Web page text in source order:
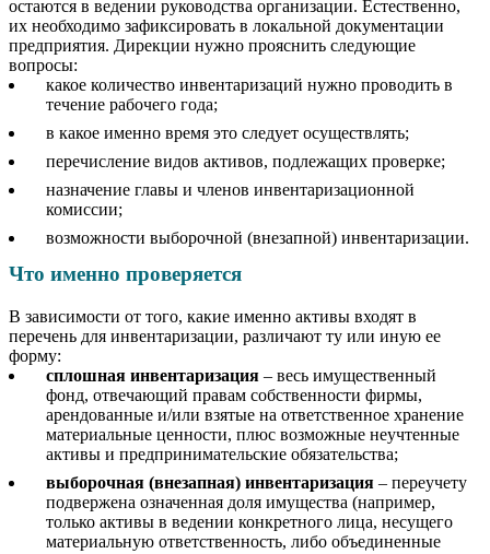
остаются в ведении руководства организации. Естественно,
их необходимо зафиксировать в локальной документации
предприятия. Дирекции нужно прояснить следующие
вопросы:
какое количество инвентаризаций нужно проводить в
течение рабочего года;
в какое именно время это следует осуществлять;
перечисление видов активов, подлежащих проверке;
назначение главы и членов инвентаризационной
комиссии;
возможности выборочной (внезапной) инвентаризации.
Что именно проверяется
В зависимости от того, какие именно активы входят в
перечень для инвентаризации, различают ту или иную ее
форму:
сплошная инвентаризация– весь имущественный
фонд, отвечающий правам собственности фирмы,
арендованные и/или взятые на ответственное хранение
материальные ценности, плюс возможные неучтенные
активы и предпринимательские обязательства;
выборочная (внезапная) инвентаризация– переучету
подвержена означенная доля имущества (например,
только активы в ведении конкретного лица, несущего
материальную ответственность, либо объединенные